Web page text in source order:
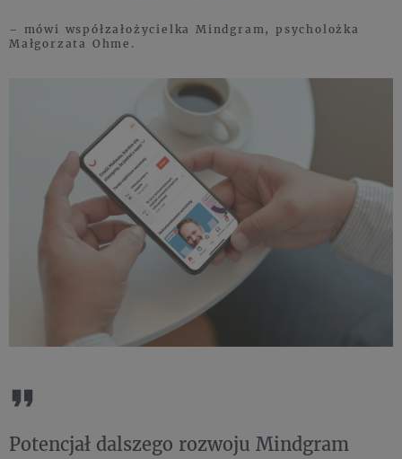
– mówi współzałożycielka Mindgram, psycholożka
Małgorzata Ohme.
Potencjał dalszego rozwoju Mindgram